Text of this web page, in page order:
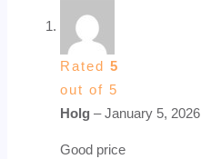
Rated5
out of 5
Holg– January 5, 2026
Good price